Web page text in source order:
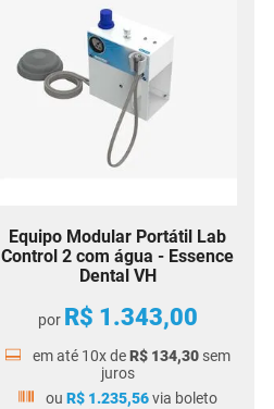
Equipo Modular Portátil Lab
Control 2 com água - Essence
Dental VH
por R$ 1 .343,00
em até 10x deR$ 134,30 sem
juros
ou R$ 1.235,56via boleto